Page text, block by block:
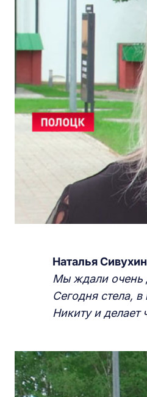
Наталья
Мы ждали очень
Сегодня стела,
Никиту и делает